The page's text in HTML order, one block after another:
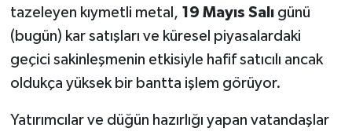
tazeleyen kıymetli metal, 19 Mayıs Salıgünü
(bugün) kar satışları ve küresel piyasalardaki
geçici sakinleşmenin etkisiyle hafif satıcılı ancak
oldukça yüksek bir bantta işlem görüyor.
Yatırımcılar ve düğün hazırlığı yapan vatandaşlar
MAGAZİN
MANŞET
Manyas
OLAY